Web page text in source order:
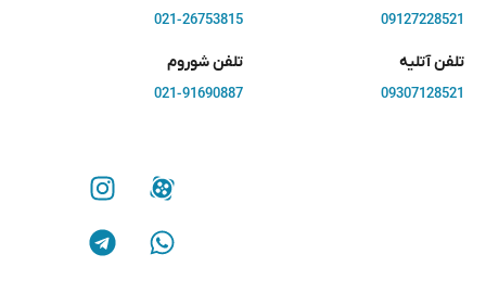
09127228521
021-26753815
تلفن آتلیه
09307128521
تلفن شوروم
021-91690887